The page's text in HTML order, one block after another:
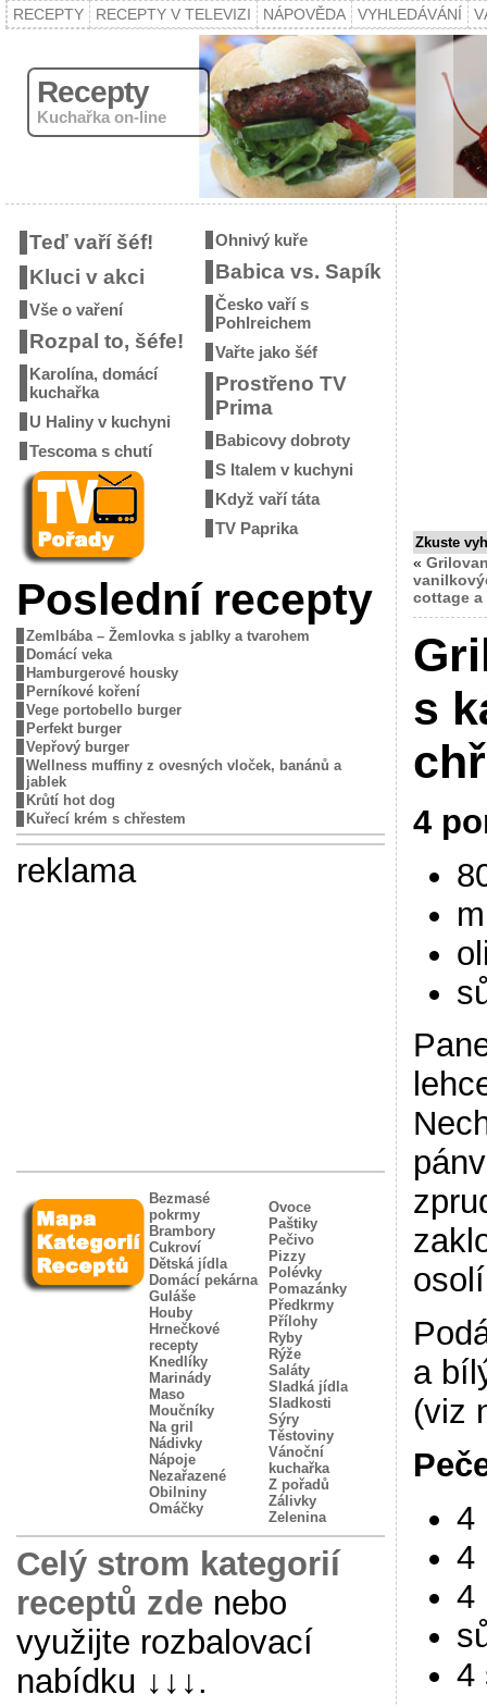
RECEPTY RECEPTY V TELEVIZI NÁPOVĚDA VYHLEDÁVÁNÍ
Recepty
Kuchařka on-line
Teď vaří šéf!
Kluci v akci
Vše o vaření
Rozpal to, šéfe!
Karolína, domácí
kuchařka
U Haliny v kuchyni
Tescoma s chutí
Ohnivý kuře
Babica vs. Sapík
Česko vaří s
Pohlreichem
Vařte jako šéf
Prostřeno TV
Prima
Babicovy dobroty
S Italem v kuchyni
Když vaří táta
TV Paprika
Poslední recepty
Zemlbába – Žemlovka s jablky a tvarohem
Domácí veka
Hamburgerové housky
Perníkové koření
Vege portobello burger
Perfekt burger
Vepřový burger
Wellness muffiny z ovesných vloček, banánů a
jablek
Krůtí hot dog
Kuřecí krém s chřestem
reklama
Bezmasé
pokrmy
Brambory
Cukroví
Dětská jídla
Domácí pekárna
Guláše
Houby
Hrnečkové
recepty
Knedlíky
Marinády
Maso
Moučníky
Na gril
Nádivky
Nápoje
Nezařazené
Obilniny
Omáčky
Ovoce
Paštiky
Pečivo
Pizzy
Polévky
Pomazánky
Předkrmy
Přílohy
Ryby
Rýže
Saláty
Sladká jídla
Sladkosti
Sýry
Těstoviny
Vánoční
kuchařka
Z pořadů
Zálivky
Zelenina
Celý strom kategorií
receptů zde nebo
využijte rozbalovací
nabídku ↓↓↓.
Zkuste
«
cottage
s
4
a
(viz
4
4
4
4